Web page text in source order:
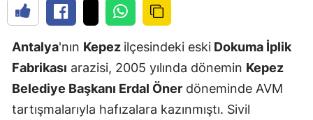
Antalya'nın Kepez ilçesindeki eski Dokuma İplik
Fabrikası arazisi, 2005 yılında dönemin Kepez
Belediye Başkanı Erdal Öner döneminde AVM
tartışmalarıyla hafızalara kazınmıştı. Sivil